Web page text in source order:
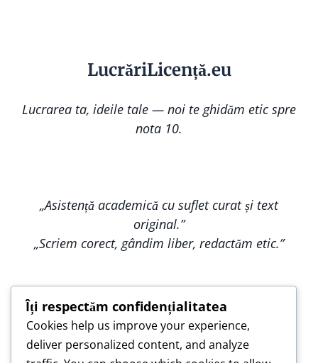
LucrăriLicență.eu
Lucrarea ta, ideile tale — noi te ghidăm etic spre
nota 10.
„Asistență academică cu suflet curat și text
original.”
„Scriem corect, gândim liber, redactăm etic.”
„Construim împreună, nu copiem — pentru o
lucrare care te reprezintă.”
Îți respectăm confidențialitatea
Cookies help us improve your experience,
deliver personalized content, and analyze